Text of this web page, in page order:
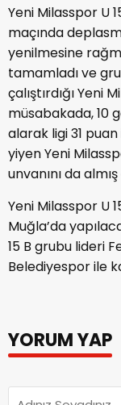
Yeni Milasspor U
maçında
yenilmesine
tamamladı ve
çalıştırdığı Yeni
müsabakada, 10
alarak ligi 31
yiyen Yeni
unvanını da
Yeni Milasspor U
Muğla’da
15 B grubu lideri
Belediyespor ile
YORUM YAP